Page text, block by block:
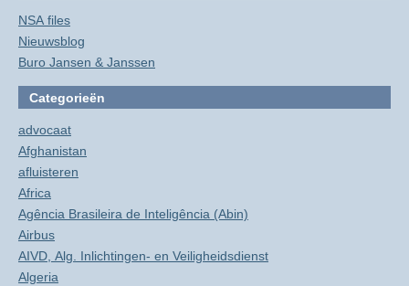
NSA files
Nieuwsblog
Buro Jansen & Janssen
Categorieën
advocaat
Afghanistan
afluisteren
Africa
Agência Brasileira de Inteligência (Abin)
Airbus
AIVD, Alg. Inlichtingen- en Veiligheidsdienst
Algeria